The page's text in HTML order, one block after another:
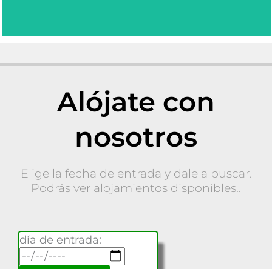
Alójate con
nosotros
Elige la fecha de entrada y dale a buscar.
Podrás ver alojamientos disponibles..
día de entrada: